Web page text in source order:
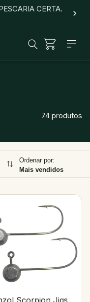
CERTA.
74 produtos
Ordenar por:
Mais vendidos
Scorpion Jigs